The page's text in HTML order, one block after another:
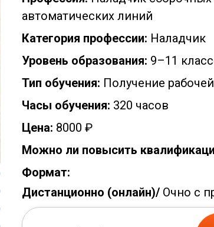
автоматических линий
Категория профессии: Наладчик
Уровень образования: 9–11
Тип обучения: Получение
Часы обучения: 320 часов
Цена: 8000 ₽
Можно ли повысить
Формат:
Дистанционно (онлайн)/ Очно с